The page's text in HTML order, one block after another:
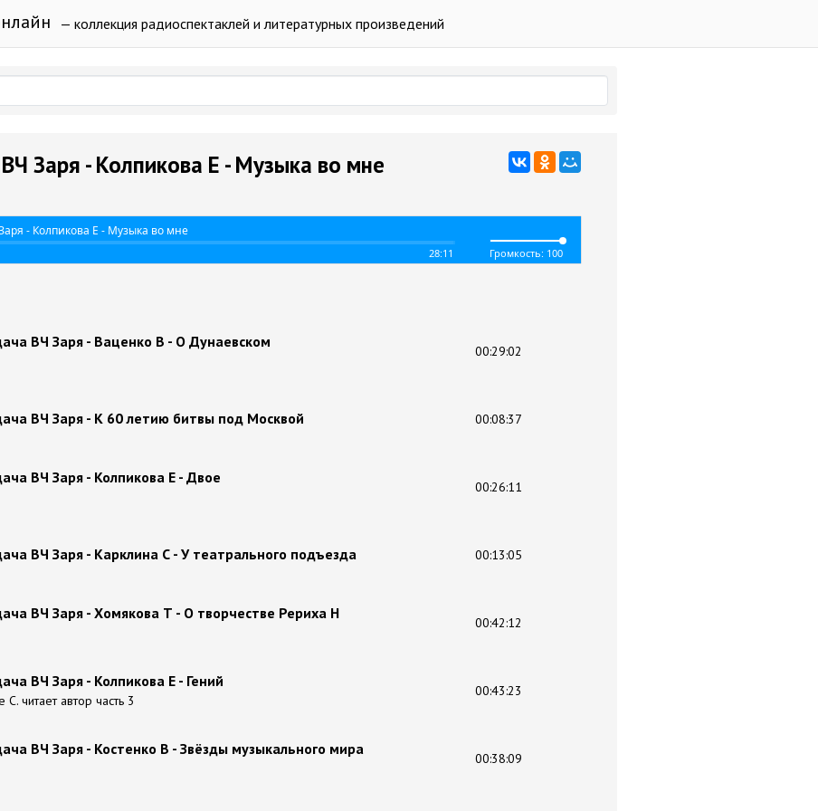
— коллекция радиоспектаклей и литературных произведений
Заря - Колпикова Е - Музыка во мне
- Колпикова Е - Музыка во мне
28:11 Громкость: 100
ВЧ Заря - Ваценко В - О Дунаевском
00:29:02
ВЧ Заря - К 60 летию битвы под Москвой 00:08:37
ВЧ Заря - Колпикова Е - Двое
00:26:11
ВЧ Заря - Карклина С - У театрального подъезда 00:13:05
ВЧ Заря - Хомякова Т - О творчестве Рериха Н
00:42:12
ВЧ Заря - Колпикова Е - Гений
читает автор часть 3
00:43:23
ВЧ Заря - Костенко В - Звёзды музыкального мира
00:38:09